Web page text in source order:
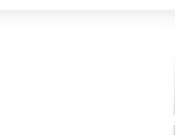
Luce Rossa: Se
(Linee